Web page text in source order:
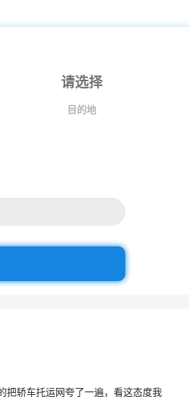
目的地
把轿车托运网夸了一遍，看这态度我